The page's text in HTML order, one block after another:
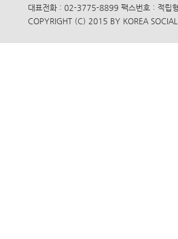
대표전화 : 02-3775-8899 팩스번호 : 적립
COPYRIGHT (C) 2015 BY KOREA SOCIAL